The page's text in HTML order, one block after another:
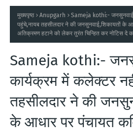
मुख्यपृष्ठ Anupgarh
Sameja kothi:- जनसुनवाई
पहुंचे,नायब तहसीलदार ने की जनसुनवाई,शिकायतों के
अतिक्रमण हटाने को लेकर तुरंत चिन्हित कर नोटिस दे करे
Sameja kothi:-
कार्यक्रम में कलेक्टर
तहसीलदार ने की
के आधार पर पंचायत